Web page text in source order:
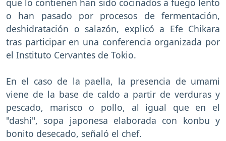
que lo contienen han sido cocinados a fuego lento
o han pasado por procesos de fermentación,
deshidratación o salazón, explicó a Efe Chikara
tras participar en una conferencia organizada por
el Instituto Cervantes de Tokio.
En el caso de la paella, la presencia de umami
viene de la base de caldo a partir de verduras y
pescado, marisco o pollo, al igual que en el
"dashi", sopa japonesa elaborada con konbu y
bonito desecado, señaló el chef.